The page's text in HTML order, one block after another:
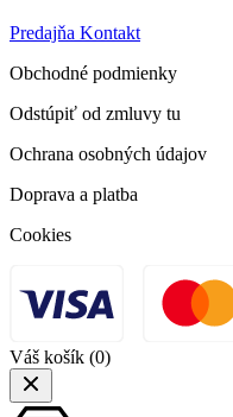
Predajňa Kontakt
Obchodné podmienky
Odstúpiť od zmluvy tu
Ochrana osobných údajov
Doprava a platba
Cookies
Váš košík (0)